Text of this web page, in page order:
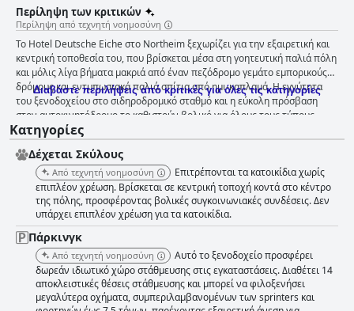
Περίληψη των κριτικών
Περίληψη από τεχνητή νοημοσύνη
Το Hotel Deutsche Eiche στο Northeim ξεχωρίζει για την εξαιρετική και
κεντρική τοποθεσία του, που βρίσκεται μέσα στη γοητευτική παλιά πόλη
και μόλις λίγα βήματα μακριά από έναν πεζόδρομο γεμάτο εμπορικούς
δρόμους και εντυπωσιακά παλιά σπίτια από ημι-καπλαμά. Η εγγύτητα
του ξενοδοχείου στο σιδηροδρομικό σταθμό και η εύκολη πρόσβαση
στον αυτοκινητόδρομο το καθιστούν βολικό για όλους τους τύπους
ταξιδιωτών. Ο δωρεάν χώρος στάθμευσης και η καλή σχέση ποιότητας-
τιμής ενισχύουν περαιτέρω την ελκυστικότητά του. Οι επισκέπτες
εγκωμιάζουν το πρωινό του ξενοδοχείου, περιγράφοντάς το ως καλό και
άφθονο, με φρέσκα αυγά που ετοιμάζονται κατά παραγγελία και ποικιλία
επιλογών για να ικανοποιήσουν διαφορετικές προτιμήσεις. Αν και απλό,
το πρωινό ανταποκρίνεται σταθερά στις προσδοκίες των επισκεπτών
και προσφέρει ένα καλό ξεκίνημα της ημέρας. Τα δωμάτια του Hotel
Deutsche Eiche εκτιμώνται για την ευρυχωρία, την καθαριότητα και τη
λειτουργικότητά τους. Διαθέτουν άπλετο χώρο, άνετα κρεβάτια και ένα
ήρεμο, ήσυχο περιβάλλον. Αν και ορισμένα έπιπλα μπορεί να φαίνονται
ξεπερασμένα, τα δωμάτια είναι προσεγμένα. Τα μπάνια έλαβαν
ανάμεικτα σχόλια, με ορισμένους επισκέπτες να σημειώνουν το μικρό
τους μέγεθος και τα περιστασιακά προβλήματα συντήρησης. Παρ' όλα
Διαβάστε περιλήψεις από κριτικές για όλες τις κατηγορίες
Κατηγορίες
Δέχεται Σκύλους
Από τεχνητή νοημοσύνη
Επιτρέπονται τα κατοικίδια χωρίς
επιπλέον χρέωση. Βρίσκεται σε κεντρική τοποχή κοντά στο κέντρο
της πόλης, προσφέροντας βολικές συγκοινωνιακές συνδέσεις. Δεν
υπάρχει επιπλέον χρέωση για τα κατοικίδια.
Πάρκινγκ
Από τεχνητή νοημοσύνη
Αυτό το ξενοδοχείο προσφέρει
δωρεάν ιδιωτικό χώρο στάθμευσης στις εγκαταστάσεις. Διαθέτει 14
αποκλειστικές θέσεις στάθμευσης και μπορεί να φιλοξενήσει
μεγαλύτερα οχήματα, συμπεριλαμβανομένων των sprinters και